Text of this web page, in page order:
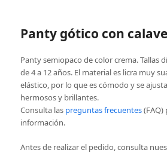
Panty gótico con
Panty semiopaco de color crema. Tallas
de 4 a 12 años. El material es licra muy
elástico, por lo que es cómodo y se
hermosos y brillantes.
Consulta las preguntas frecuentes(FAQ)
información.
Antes de realizar el pedido, consulta